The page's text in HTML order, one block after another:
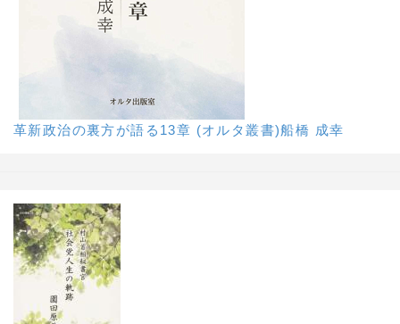
革新政治の裏方が語る13章 (オルタ叢書)船橋 成幸